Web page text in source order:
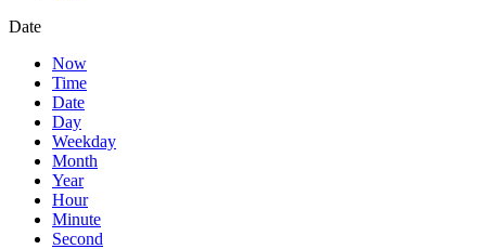
Date
Now
Time
Date
Day
Weekday
Month
Year
Hour
Minute
Second